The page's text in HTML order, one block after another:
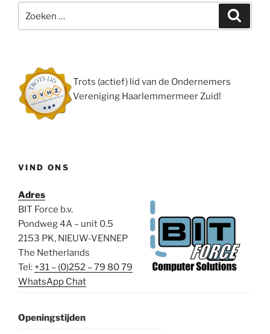
naar:
Trots (actief) lid van de Ondernemers
Vereniging Haarlemmermeer Zuid!
VIND ONS
Adres
BIT Force b.v.
Pondweg 4A – unit 0.5
2153 PK, NIEUW-VENNEP
The Netherlands
Tel: +31 – (0)252 – 79 80 79
WhatsApp Chat
Openingstijden